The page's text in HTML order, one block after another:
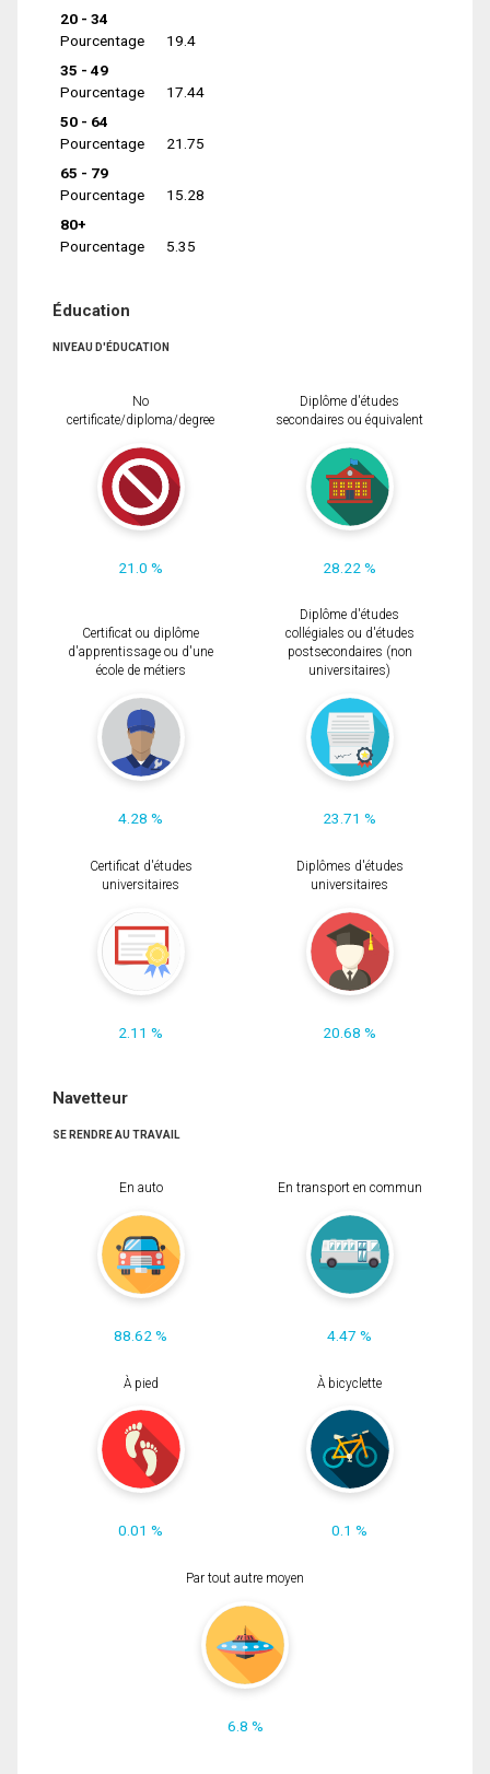
20 - 34
Pourcentage
19.4
35 - 49
Pourcentage
17.44
50 - 64
Pourcentage
21.75
65 - 79
Pourcentage
15.28
80+
Pourcentage
5.35
Éducation
NIVEAU D'ÉDUCATION
No
certificate/diploma/degree
21.0 %
Diplôme d'études
secondaires ou équivalent
28.22 %
Certificat ou diplôme
d'apprentissage ou d'une
école de métiers
4.28 %
Diplôme d'études
collégiales ou d'études
postsecondaires (non
universitaires)
23.71 %
Certificat d'études
universitaires
2.11 %
Diplômes d'études
universitaires
20.68 %
Navetteur
SE RENDRE AU TRAVAIL
En auto
88.62 %
En transport en commun
4.47 %
À pied
0.01 %
À bicyclette
0.1 %
Par tout autre moyen
6.8 %